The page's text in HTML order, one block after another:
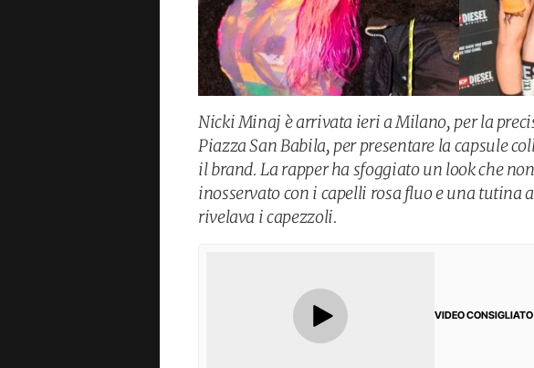
Nicki Minaj è arrivata ieri a Milano, per la
Piazza San Babila, per presentare la capsule
il brand. La rapper ha sfoggiato un look che
inosservato con i capelli rosa fluo e una tutina
rivelava i capezzoli.
VIDEO CONSIGLIATO